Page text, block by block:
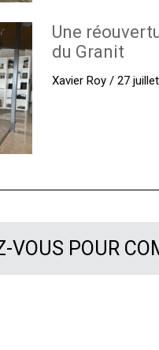
Une
du Granit
Xavier Roy / 27
VOUS POUR